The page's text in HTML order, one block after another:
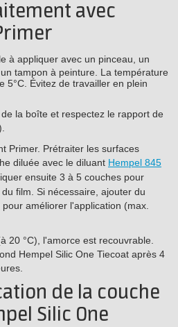
avec
à appliquer avec un pinceau, un
tampon à peinture. La température
5°C. Évitez de travailler en plein
la boîte et respectez le rapport de
Primer. Prétraiter les surfaces
diluée avec le diluant Hempel 845
ensuite 3 à 5 couches pour
film. Si nécessaire, ajouter du
améliorer l'application (max.
20 °C), l'amorce est recouvrable.
Hempel Silic One Tiecoat après 4
de la couche
Silic One